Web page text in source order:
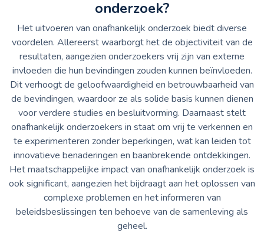
onderzoek?
Het uitvoeren van onafhankelijk onderzoek biedt diverse
voordelen. Allereerst waarborgt het de objectiviteit van de
resultaten, aangezien onderzoekers vrij zijn van externe
invloeden die hun bevindingen zouden kunnen beïnvloeden.
Dit verhoogt de geloofwaardigheid en betrouwbaarheid van
de bevindingen, waardoor ze als solide basis kunnen dienen
voor verdere studies en besluitvorming. Daarnaast stelt
onafhankelijk onderzoekers in staat om vrij te verkennen en
te experimenteren zonder beperkingen, wat kan leiden tot
innovatieve benaderingen en baanbrekende ontdekkingen.
Het maatschappelijke impact van onafhankelijk onderzoek is
ook significant, aangezien het bijdraagt aan het oplossen van
complexe problemen en het informeren van
beleidsbeslissingen ten behoeve van de samenleving als
geheel.